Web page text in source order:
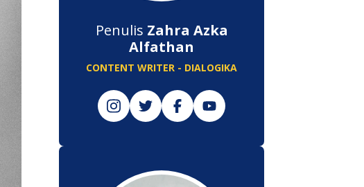
Penulis Zahra Azka
Alfathan
CONTENT WRITER - DIALOGIKA